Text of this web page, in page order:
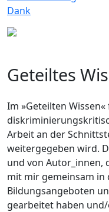
Dank
Geteiltes
Im »Geteilten
Arbeit an der
weitergegeben wird.
und von Autor_innen,
mit mir gemeinsam
Bildungsangeboten
gearbeitet haben